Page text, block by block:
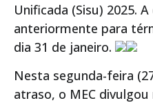
Unificada (Sisu) 2025.
anteriormente para
dia 31 de janeiro.
Nesta segunda-feira
atraso, o MEC